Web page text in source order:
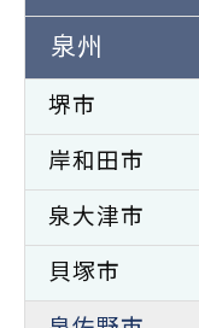
泉州
堺市
岸和田市
泉大津市
貝塚市